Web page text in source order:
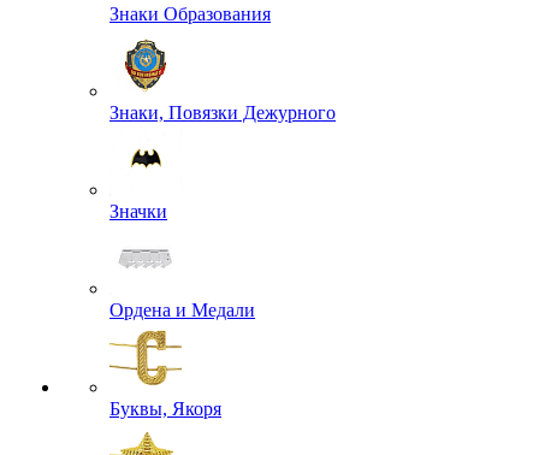
Знаки Образования
Знаки, Повязки Дежурного
Значки
Ордена и Медали
Буквы, Якоря